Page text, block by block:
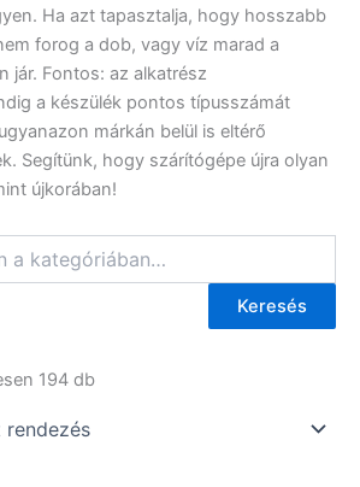
Ha azt tapasztalja, hogy hosszabb
forog a dob, vagy víz marad a
jár. Fontos: az alkatrész
a készülék pontos típusszámát
márkán belül is eltérő
Segítünk, hogy szárítógépe újra olyan
újkorában!
Keresés
194 db